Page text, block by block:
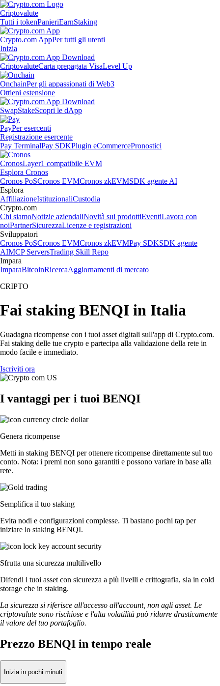
Criptovalute
Tutti i tokenPanieriEarnStaking
Crypto.com AppPer tutti gli utenti
Inizia
CriptovaluteCarta prepagata VisaLevel Up
OnchainPer gli appassionati di Web3
Ottieni estensione
SwapStakeScopri le dApp
PayPer esercenti
Registrazione esercente
Pay TerminalPay SDKPlugin eCommercePronostici
CronosLayer1 compatibile EVM
Esplora Cronos
Cronos PoSCronos EVMCronos zkEVMSDK agente AI
Esplora
AffiliazioneIstituzionaliCustodia
Crypto.com
Chi siamoNotizie aziendaliNovità sui prodottiEventiLavora con
noiPartnerSicurezzaLicenze e registrazioni
Sviluppatori
Cronos PoSCronos EVMCronos zkEVMPay SDKSDK agente
AIMCP ServersTrading Skill Repo
Impara
ImparaBitcoinRicercaAggiornamenti di mercato
CRIPTO
Fai staking BENQI in Italia
Guadagna ricompense con i tuoi asset digitali sull'app di Crypto.com.
Fai staking delle tue crypto e partecipa alla validazione della rete in
modo facile e immediato.
Iscriviti ora
I vantaggi per i tuoi BENQI
Genera ricompense
Metti in staking BENQI per ottenere ricompense direttamente sul tuo
conto. Nota: i premi non sono garantiti e possono variare in base alla
rete.
Semplifica il tuo staking
Evita nodi e configurazioni complesse. Ti bastano pochi tap per
iniziare lo staking BENQI.
Sfrutta una sicurezza multilivello
Difendi i tuoi asset con sicurezza a più livelli e crittografia, sia in cold
storage che in staking.
La sicurezza si riferisce all'accesso all'account, non agli asset. Le
criptovalute sono rischiose e l'alta volatilità può ridurre drasticamente
il valore del tuo portafoglio.
Prezzo BENQI in tempo reale
Inizia in pochi minuti